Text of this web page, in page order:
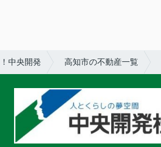
中央開発 高知市の不動産一覧